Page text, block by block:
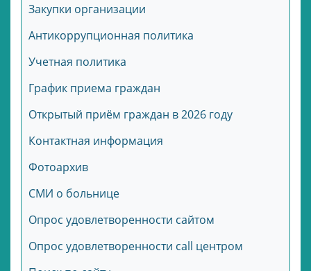
Закупки организации
Антикоррупционная политика
Учетная политика
График приема граждан
Открытый приём граждан в 2026 году
Контактная информация
Фотоархив
СМИ о больнице
Опрос удовлетворенности сайтом
Опрос удовлетворенности call центром